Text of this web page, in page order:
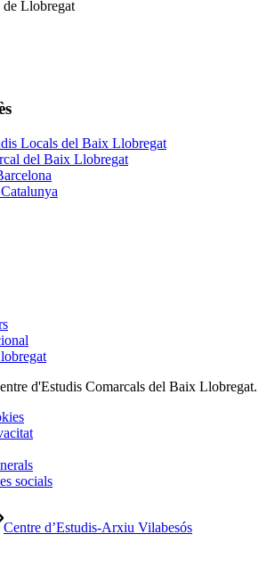
Llobregat
Locals del Baix Llobregat
del Baix Llobregat
d'Estudis Comarcals del Baix Llobregat.
socials
Centre d’Estudis-Arxiu Vilabesós